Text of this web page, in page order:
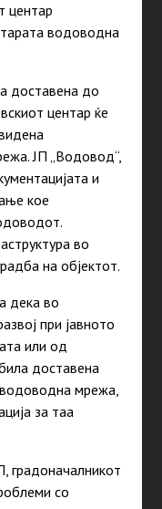
центар
водоводна
доставена до
центар ќе
ЈП „Водовод“,
и
кое
во
на објектот.
дека во
при јавното
или од
доставена
водоводна мрежа,
за таа
градоначалникот
со